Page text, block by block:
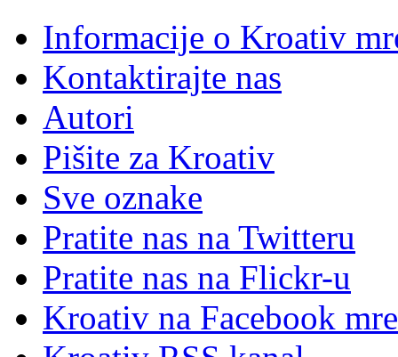
Informacije o Kroativ
Kontaktirajte nas
Autori
Pišite za Kroativ
Sve oznake
Pratite nas na Twitteru
Pratite nas na Flickr-u
Kroativ na Facebook